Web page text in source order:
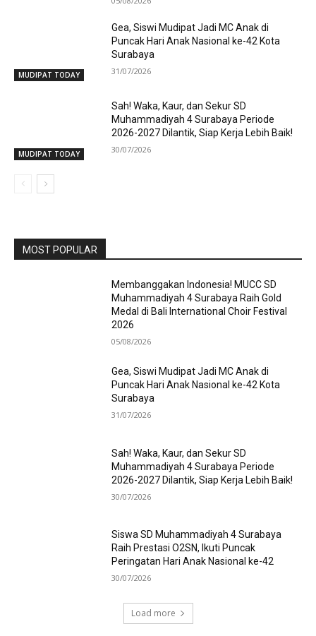
MUDIPAT TODAY
Gea, Siswi Mudipat Jadi MC Anak di
Puncak Hari Anak Nasional ke-42 Kota
Surabaya
31/07/2026
MUDIPAT TODAY
Sah! Waka, Kaur, dan Sekur SD
Muhammadiyah 4 Surabaya Periode
2026-2027 Dilantik, Siap Kerja Lebih Baik!
30/07/2026
MOST POPULAR
Membanggakan Indonesia! MUCC SD
Muhammadiyah 4 Surabaya Raih Gold
Medal di Bali International Choir Festival
2026
05/08/2026
Gea, Siswi Mudipat Jadi MC Anak di
Puncak Hari Anak Nasional ke-42 Kota
Surabaya
31/07/2026
Sah! Waka, Kaur, dan Sekur SD
Muhammadiyah 4 Surabaya Periode
2026-2027 Dilantik, Siap Kerja Lebih Baik!
30/07/2026
Siswa SD Muhammadiyah 4 Surabaya
Raih Prestasi O2SN, Ikuti Puncak
Peringatan Hari Anak Nasional ke-42
30/07/2026
Load more